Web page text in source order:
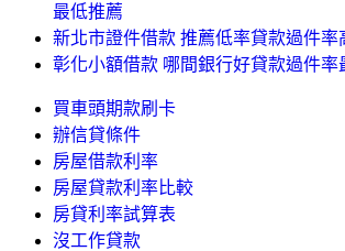
最低推薦
新北市證件借款 推薦低率貸款過件率
彰化小額借款 哪間銀行好貸款過件率
買車頭期款刷卡
辦信貸條件
房屋借款利率
房屋貸款利率比較
房貸利率試算表
沒工作貸款